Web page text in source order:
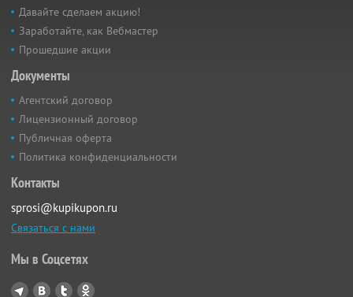
Давайте сделаем акцию!
Заработайте, как Вебмастер
Прошедшие акции
Документы
Агентский договор
Лицензионный договор
Публичная оферта
Политика конфиденциальности
Контакты
sprosi@kupikupon.ru
Связаться с нами
Мы в Соцсетях